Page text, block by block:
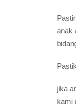
anak
jika
kami